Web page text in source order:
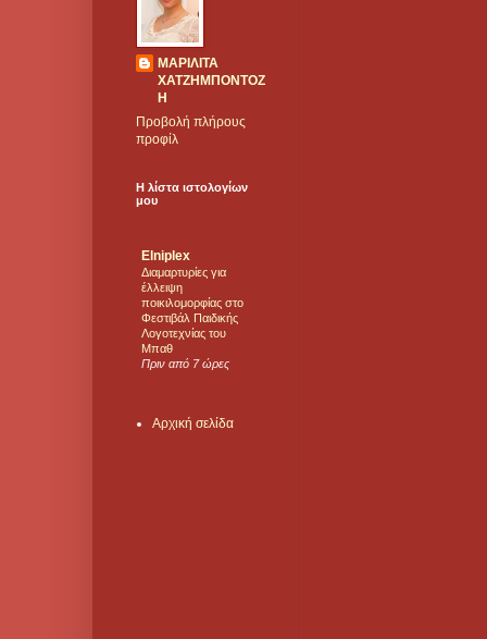
ΜΑΡΙΛΙΤΑ
ΧΑΤΖΗΜΠΟΝΤΟΖ
Η
Προβολή πλήρους
προφίλ
Η λίστα ιστολογίων
μου
Elniplex
Διαμαρτυρίες για
έλλειψη
ποικιλομορφίας στο
Φεστιβάλ Παιδικής
Λογοτεχνίας του
Μπαθ
Πριν από 7 ώρες
Αρχική σελίδα